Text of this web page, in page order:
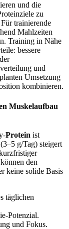
und die
zu
trainierende
Mahlzeiten
Training in Nähe
bessere
und
Umsetzung
kombinieren.
Muskelaufbau
Protein ist
g/Tag) steigert
den
keine solide Basis
täglichen
und Fokus.